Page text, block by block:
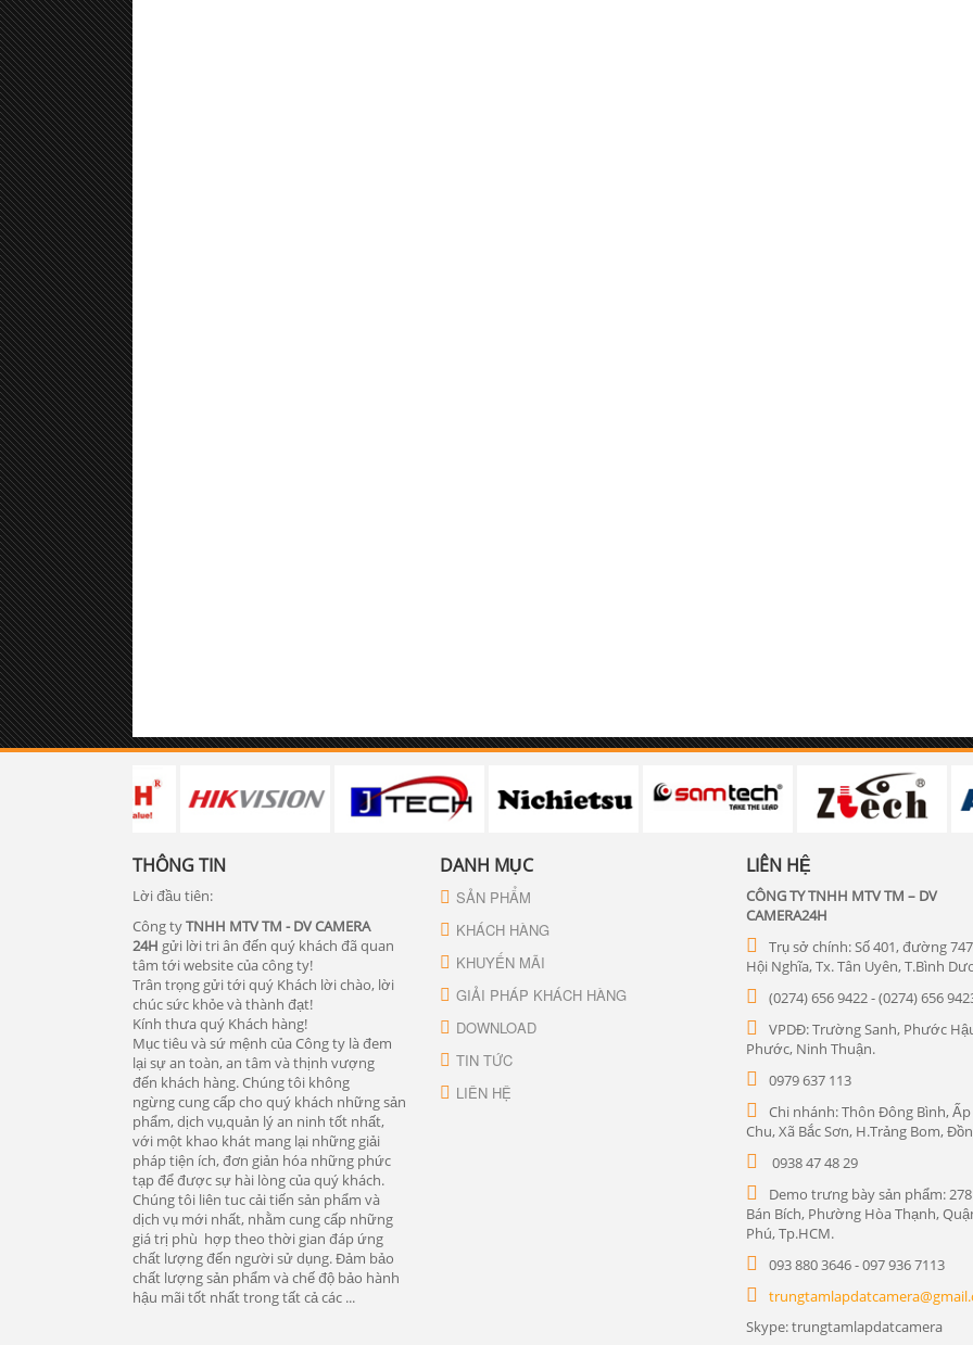
THÔNG TIN
Lời đầu tiên:
Công tyTNHH MTV TM - DV CAMERA
24H gửi lời tri ân đến quý khách đã quan
tâm tới website của công ty!
Trân trọng gửi tới quý Khách lời chào, lời
chúc sức khỏe và thành đạt!
Kính thưa quý Khách hàng!
Mục tiêu và sứ mệnh của Công ty là đem
lại sự an toàn, an tâm và thịnh vượng
đến khách hàng. Chúng tôi không
ngừng cung cấp cho quý khách những sản
phẩm, dịch vụ,quản lý an ninh tốt nhất,
với một khao khát mang lại những giải
pháp tiện ích, đơn giản hóa những phức
tạp để được sự hài lòng của quý khách.
Chúng tôi liên tuc cải tiến sản phẩm và
dịch vụ mới nhất, nhằm cung cấp những
giá trị phù hợp theo thời gian đáp ứng
chất lượng đến người sử dụng. Đảm bảo
chất lượng sản phẩm và chế độ bảo hành
hậu mãi tốt nhất trong tất cả các ...
DANH MỤC
SẢN PHẨM
KHÁCH HÀNG
KHUYẾN MÃI
GIẢI PHÁP KHÁCH HÀNG
DOWNLOAD
TIN TỨC
LIÊN HỆ
LIÊN HỆ
CÔNG TY TNHH MTV TM – DV
CAMERA24H
Trụ sở chính: Số 401, đường
Hội Nghĩa, Tx. Tân Uyên, T.Bình
(0274) 656 9422 - (0274) 656
VPDĐ: Trường Sanh, Phước
Phước, Ninh Thuận.
0979 637 113
Chi nhánh: Thôn Đông Bình,
Chu, Xã Bắc Sơn, H.Trảng Bom,
0938 47 48 29
Demo trưng bày sản phẩm:
Bán Bích, Phường Hòa Thạnh,
Phú, Tp.HCM.
093 880 3646 - 097 936 7113
Skype: trungtamlapdatcamera